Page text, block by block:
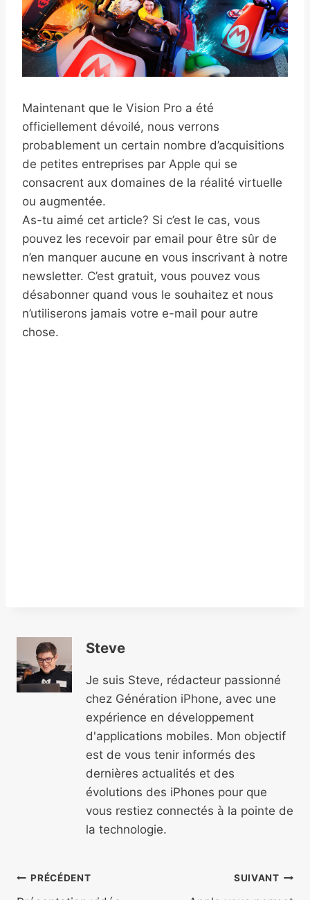
Maintenant que le Vision Pro a été
officiellement dévoilé, nous verrons
probablement un certain nombre d’acquisitions
de petites entreprises par Apple qui se
consacrent aux domaines de la réalité virtuelle
ou augmentée.
As-tu aimé cet article? Si c’est le cas, vous
pouvez les recevoir par email pour être sûr de
n’en manquer aucune en vous inscrivant à notre
newsletter. C’est gratuit, vous pouvez vous
désabonner quand vous le souhaitez et nous
n’utiliserons jamais votre e-mail pour autre
chose.
Steve
Je suis Steve, rédacteur passionné
chez Génération iPhone, avec une
expérience en développement
d'applications mobiles. Mon objectif
est de vous tenir informés des
dernières actualités et des
évolutions des iPhones pour que
vous restiez connectés à la pointe de
la technologie.
Navigation
PRÉCÉDENT SUIVANT